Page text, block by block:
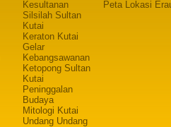
Kesultanan
Silsilah Sultan
Kutai
Keraton Kutai
Gelar
Kebangsawanan
Ketopong Sultan
Kutai
Peninggalan
Budaya
Mitologi Kutai
Undang Undang
Peta Lokasi